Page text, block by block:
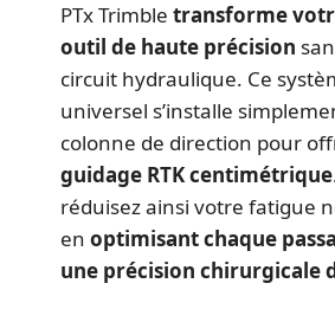
PTx Trimbletransforme
outil de haute précision
circuit hydraulique. Ce
universel s’installe
colonne de direction pour
guidage RTK centimétrique
réduisez ainsi votre fatigue
enoptimisant chaque
une précision chirurgicale